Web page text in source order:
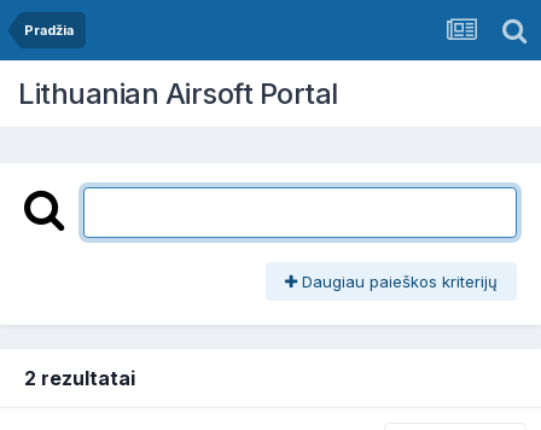
Pradžia
Lithuanian Airsoft Portal
Daugiau paieškos kriterijų
2 rezultatai